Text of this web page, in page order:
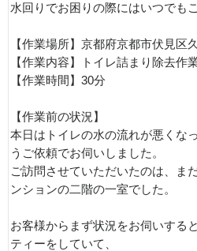
水回りでお困りの際にはいつでも
【作業場所】京都府京都市伏見区
【作業内容】トイレ詰まり除去作
【作業時間】30分
【作業前の状況】
本日はトイレの水の流れが悪くな
うご依頼でお伺いしました。
ご訪問させていただいたのは、ま
ンションの二階の一室でした。
お客様からまず状況をお伺いする
ティーをしていて、